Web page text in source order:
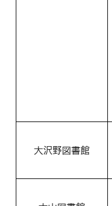
大沢野図書館